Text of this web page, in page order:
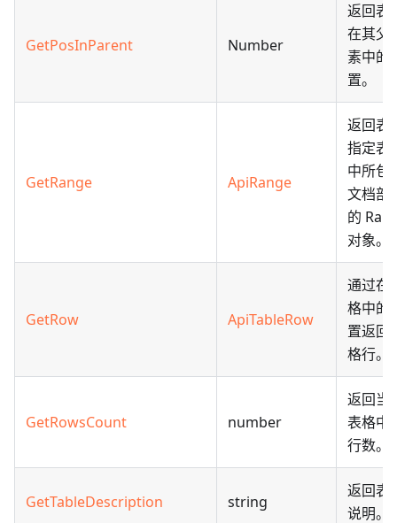
GetPosInParent Number
返回表
在其父
素中的
置。
GetRange ApiRange
返回表
指定表
中所包
文档部
的
对象。
GetRow ApiTableRow
通过在
格中的
置返回
格行。
GetRowsCount number
返回当
表格中
行数。
GetTableDescription string
返回表
说明。